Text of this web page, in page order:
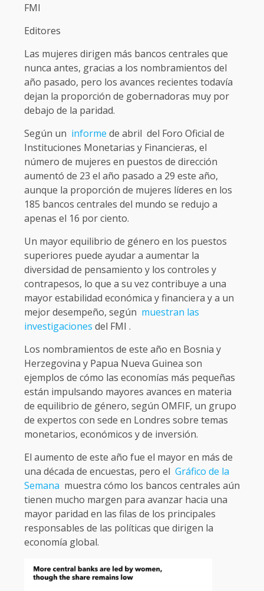
FMI
Editores
Las mujeres dirigen más bancos centrales que
nunca antes, gracias a los nombramientos del
año pasado, pero los avances recientes todavía
dejan la proporción de gobernadoras muy por
debajo de la paridad.
Según un informe de abril del Foro Oficial de
Instituciones Monetarias y Financieras, el
número de mujeres en puestos de dirección
aumentó de 23 el año pasado a 29 este año,
aunque la proporción de mujeres líderes en los
185 bancos centrales del mundo se redujo a
apenas el 16 por ciento.
Un mayor equilibrio de género en los puestos
superiores puede ayudar a aumentar la
diversidad de pensamiento y los controles y
contrapesos, lo que a su vez contribuye a una
mayor estabilidad económica y financiera y a un
mejor desempeño, según muestran las
investigaciones del FMI .
Los nombramientos de este año en Bosnia y
Herzegovina y Papua Nueva Guinea son
ejemplos de cómo las economías más pequeñas
están impulsando mayores avances en materia
de equilibrio de género, según OMFIF, un grupo
de expertos con sede en Londres sobre temas
monetarios, económicos y de inversión.
El aumento de este año fue el mayor en más de
una década de encuestas, pero el Gráfico de la
Semana muestra cómo los bancos centrales aún
tienen mucho margen para avanzar hacia una
mayor paridad en las filas de los principales
responsables de las políticas que dirigen la
economía global.